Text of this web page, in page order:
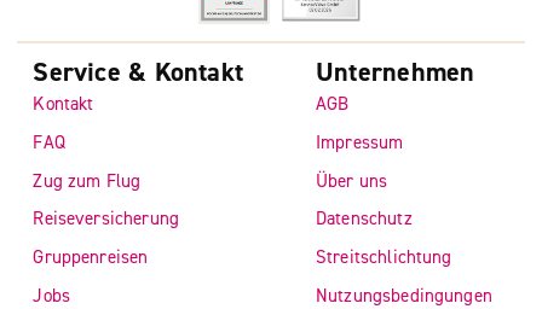
Service & Kontakt
Kontakt
FAQ
Zug zum Flug
Reiseversicherung
Gruppenreisen
Jobs
Unternehmen
AGB
Impressum
Über uns
Datenschutz
Streitschlichtung
Nutzungsbedingungen